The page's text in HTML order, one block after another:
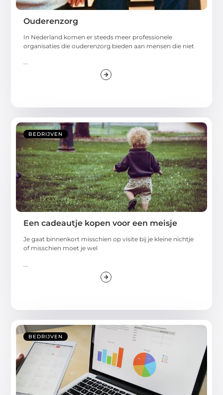
Ouderenzorg
In Nederland komen er steeds meer professionele
organisaties die ouderenzorg bieden aan mensen die niet
...
BEDRIJVEN
Een cadeautje kopen voor een meisje
Je gaat binnenkort misschien op visite bij je kleine nichtje
of misschien moet je wel
BEDRIJVEN